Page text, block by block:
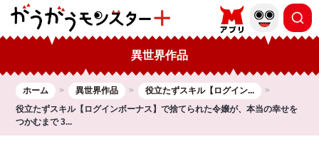
異世界作品
ホーム 異世界作品
役立たずスキル【ログイン...
役立たずスキル【ログインボーナス】で捨てられた令嬢が、本当の幸せを
つかむまで 3...